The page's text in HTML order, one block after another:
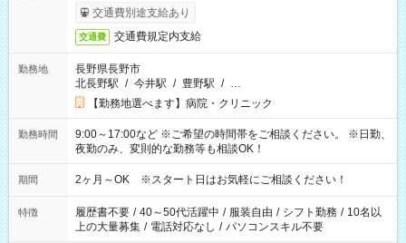
交通費別途支給あり
交通費 交通費規定内支給
勤務地
長野県長野市
北長野駅 / 今井駅 / 豊野駅 / …
【勤務地選べます】病院・クリニック
勤務時間
9:00～17:00など ※ご希望の時間帯をご相談ください。 ※日勤、
夜勤のみ、変則的な勤務等も相談OK！
期間 2ヶ月～OK ※スタート日はお気軽にご相談ください！
特徴 履歴書不要 / 40～50代活躍中 / 服装自由 / シフト勤務 / 10名以
上の大量募集 / 電話対応なし / パソコンスキル不要